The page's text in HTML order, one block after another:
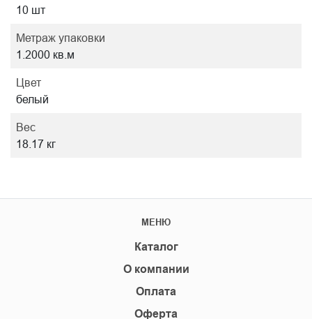
10 шт
Метраж упаковки
1.2000 кв.м
Цвет
белый
Вес
18.17 кг
МЕНЮ
Каталог
О компании
Оплата
Оферта